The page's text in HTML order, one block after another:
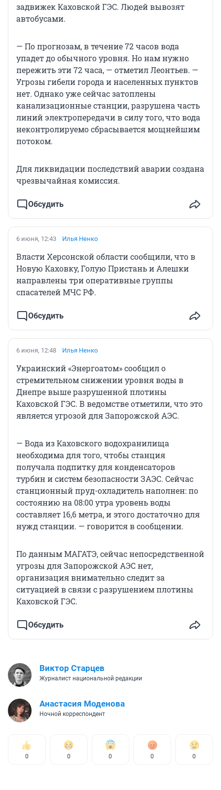
задвижек Каховской ГЭС. Людей вывозят
автобусами.
— По прогнозам, в течение 72 часов вода
упадет до обычного уровня. Но нам нужно
пережить эти 72 часа, — отметил Леонтьев. —
Угрозы гибели города и населенных пунктов
нет. Однако уже сейчас затоплены
канализационные станции, разрушена часть
линий электропередачи в силу того, что вода
неконтролируемо сбрасывается мощнейшим
потоком.
Для ликвидации последствий аварии создана
чрезвычайная комиссия.
Обсудить
6 июня, 12:43 Илья Ненко
Власти Херсонской области сообщили, что в
Новую Каховку, Голую Пристань и Алешки
направлены три оперативные группы
спасателей МЧС РФ.
Обсудить
6 июня, 12:48 Илья Ненко
Украинский «Энергоатом» сообщил о
стремительном снижении уровня воды в
Днепре выше разрушенной плотины
Каховской ГЭС. В ведомстве отметили, что это
является угрозой для Запорожской АЭС.
— Вода из Каховского водохранилища
необходима для того, чтобы станция
получала подпитку для конденсаторов
турбин и систем безопасности ЗАЭС. Сейчас
станционный пруд-охладитель наполнен: по
состоянию на 08:00 утра уровень воды
составляет 16,6 метра, и этого достаточно для
нужд станции. — говорится в сообщении.
По данным МАГАТЭ, сейчас непосредственной
угрозы для Запорожской АЭС нет,
организация внимательно следит за
ситуацией в связи с разрушением плотины
Каховской ГЭС.
Обсудить
Виктор Старцев
Анастасия Моденова